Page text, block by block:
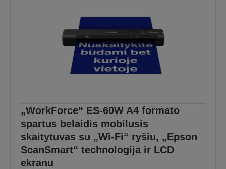
„WorkForce“ ES-60W A4 formato
spartus belaidis mobilusis
skaitytuvas su „Wi-Fi“ ryšiu, „Epson
ScanSmart“ technologija ir LCD
ekranu